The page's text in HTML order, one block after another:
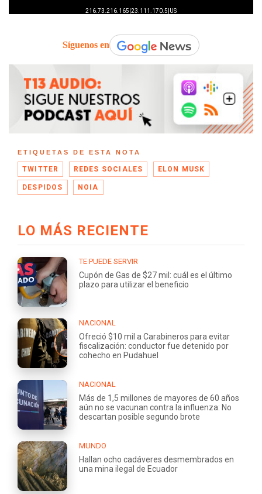
Síguenos en
ETIQUETAS DE ESTA NOTA
TWITTER REDES SOCIALES ELON MUSK
DESPIDOS NOIA
LO MÁS RECIENTE
TE PUEDE SERVIR
Cupón de Gas de $27 mil: cuál es el último
plazo para utilizar el beneficio
NACIONAL
Ofreció $10 mil a Carabineros para evitar
fiscalización: conductor fue detenido por
cohecho en Pudahuel
NACIONAL
Más de 1,5 millones de mayores de 60 años
aún no se vacunan contra la influenza: No
descartan posible segundo brote
MUNDO
Hallan ocho cadáveres desmembrados en
una mina ilegal de Ecuador